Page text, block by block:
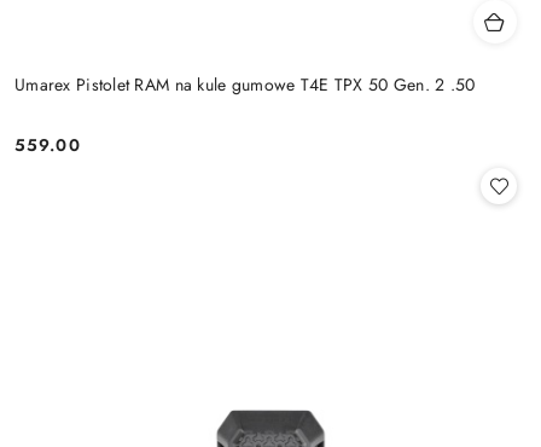
Umarex Pistolet RAM na kule gumowe T4E TPX 50 Gen. 2 .50
Cena:
559.00